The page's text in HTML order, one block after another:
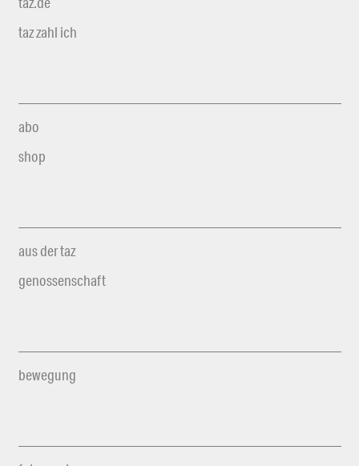
taz zahl ich
abo
shop
aus der taz
genossenschaft
bewegung